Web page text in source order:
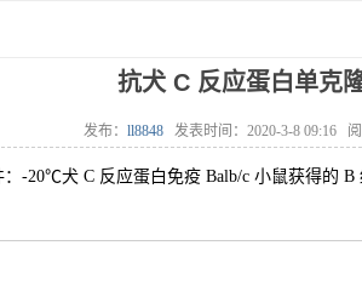
抗犬 C 反应蛋白单克
发布： ll8848 发表时间： 2020-3-8 09:16
：-20℃犬 C 反应蛋白免疫 Balb/c 小鼠获得的